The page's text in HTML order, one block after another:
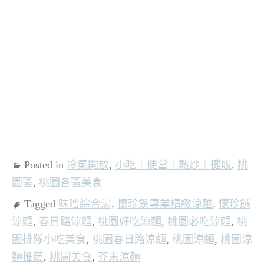
Posted in 冷氣開放, 小吃︱便當︱熱炒︱攤販, 桃
園區, 桃園各區美食
Tagged 味噌綜合湯, 懷珍饌專業精緻涼麵, 懷珍饌
涼麵, 春日路涼麵, 桃園好吃涼麵, 桃園必吃涼麵, 桃
園排隊小吃美食, 桃園春日路涼麵, 桃園涼麵, 桃園涼
麵推薦, 桃園美食, 芥末涼麵